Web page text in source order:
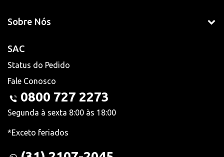
Sobre Nós
SAC
Status do Pedido
Fale Conosco
0800 727 2273
Segunda à sexta 8:00 às 18:00
*Exceto feriados